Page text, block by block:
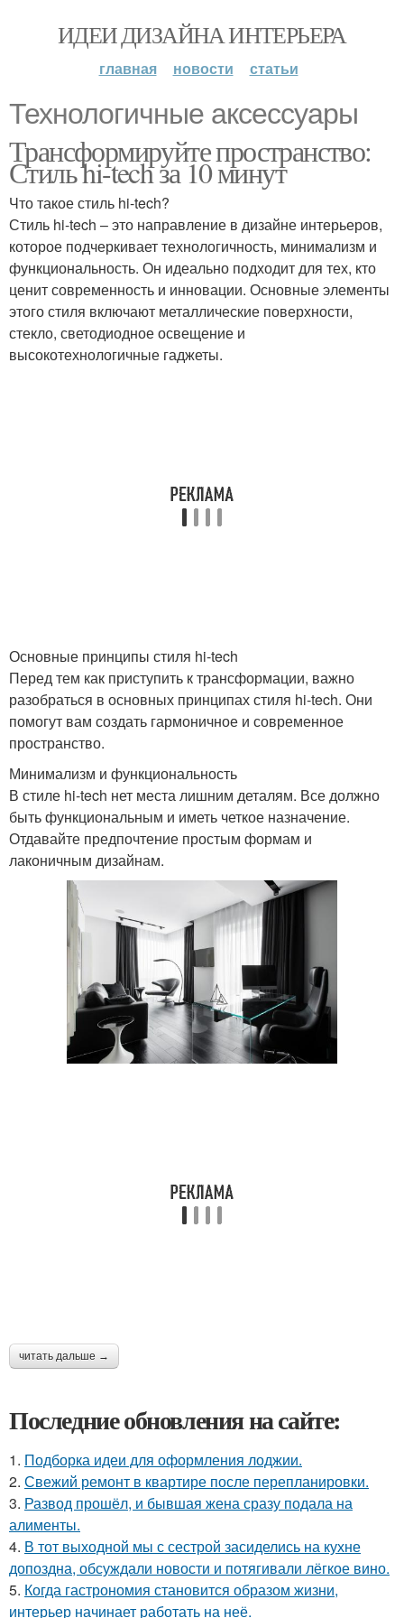
ИДЕИ ДИЗАЙНА ИНТЕРЬЕРА
главная новости статьи
Технологичные аксессуары
Трансформируйте пространство:
Стиль hi-tech за 10 минут
Что такое стиль hi-tech?
Стиль hi-tech – это направление в дизайне интерьеров,
которое подчеркивает технологичность, минимализм и
функциональность. Он идеально подходит для тех, кто
ценит современность и инновации. Основные элементы
этого стиля включают металлические поверхности,
стекло, светодиодное освещение и
высокотехнологичные гаджеты.
Основные принципы стиля hi-tech
Перед тем как приступить к трансформации, важно
разобраться в основных принципах стиля hi-tech. Они
помогут вам создать гармоничное и современное
пространство.
Минимализм и функциональность
В стиле hi-tech нет места лишним деталям. Все должно
быть функциональным и иметь четкое назначение.
Отдавайте предпочтение простым формам и
лаконичным дизайнам.
читать дальше →
Последние обновления на сайте:
1. Подборка идеи для оформления лоджии.
2. Свежий ремонт в квартире после перепланировки.
3. Развод прошёл, и бывшая жена сразу подала на
алименты.
4. В тот выходной мы с сестрой засиделись на кухне
допоздна, обсуждали новости и потягивали лёгкое вино.
5. Когда гастрономия становится образом жизни,
интерьер начинает работать на неё.